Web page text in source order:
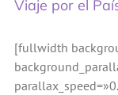
Viaje por el
[fullwidth